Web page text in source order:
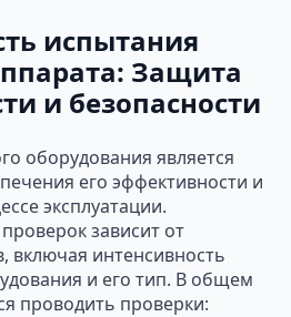
испытания
Защита
и безопасности
оборудования является
его эффективности и
эксплуатации.
зависит от
включая интенсивность
и его тип. В общем
проводить проверки: